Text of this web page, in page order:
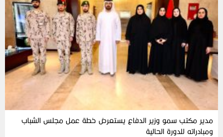
مدير مكتب سمو وزير الدفاع يستعرض خطة عمل مجلس الشباب
ومبادراته للدورة الحالية